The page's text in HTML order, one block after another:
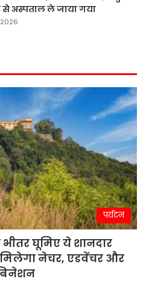
अस्पताल ले जाया गया
पर्यटन
घूमिए ये शानदार
मिलेगा नेचर, एडवेंचर और